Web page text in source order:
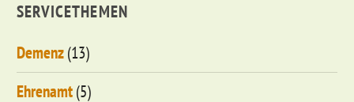
SERVICETHEMEN
Demenz(13)
Ehrenamt(5)